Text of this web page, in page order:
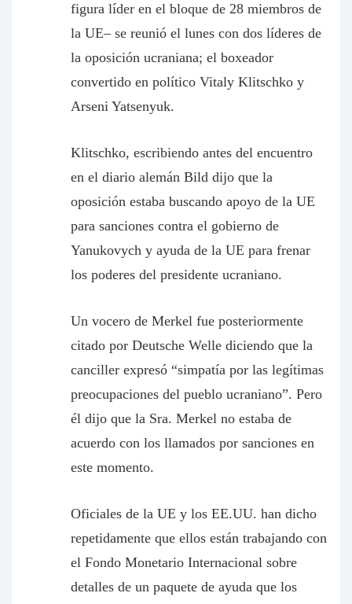
figura líder en el bloque de 28 miembros de
la UE– se reunió el lunes con dos líderes de
la oposición ucraniana; el boxeador
convertido en político Vitaly Klitschko y
Arseni Yatsenyuk.
Klitschko, escribiendo antes del encuentro
en el diario alemán Bild dijo que la
oposición estaba buscando apoyo de la UE
para sanciones contra el gobierno de
Yanukovych y ayuda de la UE para frenar
los poderes del presidente ucraniano.
Un vocero de Merkel fue posteriormente
citado por Deutsche Welle diciendo que la
canciller expresó “simpatía por las legítimas
preocupaciones del pueblo ucraniano”. Pero
él dijo que la Sra. Merkel no estaba de
acuerdo con los llamados por sanciones en
este momento.
Oficiales de la UE y los EE.UU. han dicho
repetidamente que ellos están trabajando con
el Fondo Monetario Internacional sobre
detalles de un paquete de ayuda que los